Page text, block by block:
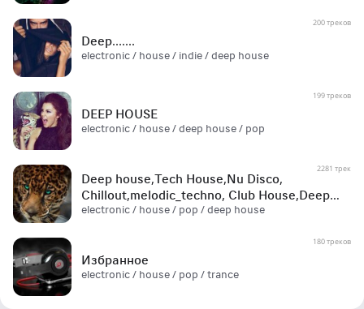
Deep.......
electronic / house / indie / deep house
200 треков
DEEP HOUSE
electronic / house / deep house / pop
199 треков
Deep house,Tech House,Nu Disco,
Chillout,melodic_techno, Club House,Deep
Techno,Electro House
electronic / house / pop / deep house
2281 трек
Избранное
electronic / house / pop / trance
180 треков